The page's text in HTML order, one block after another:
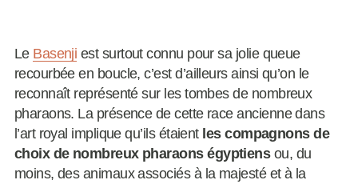
Le Basenji est surtout connu pour sa jolie queue
recourbée en boucle, c’est d’ailleurs ainsi qu’on le
reconnaît représenté sur les tombes de nombreux
pharaons. La présence de cette race ancienne dans
l’art royal implique qu’ils étaient les compagnons de
choix de nombreux pharaons égyptiens ou, du
moins, des animaux associés à la majesté et à la